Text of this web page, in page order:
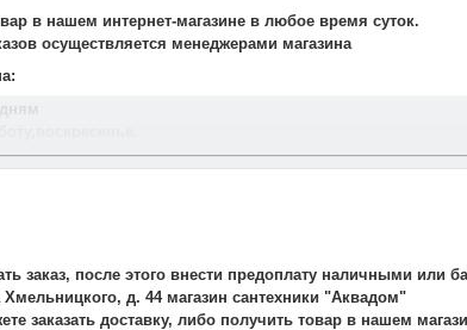
в нашем интернет-магазине в любое время суток.
осуществляется менеджерами магазина
при подтверждении заказа.
доставки, дополнительно мы сотрудничаем со службой
Вашего подъезда в г.Иваново составляет 700 рублей.
до подъезда. Разгрузка товара не осуществляется.
заказ, после этого внести предоплату наличными или
Хмельницкого, д. 44 магазин сантехники "Аквадом"
заказать доставку, либо получить товар в нашем